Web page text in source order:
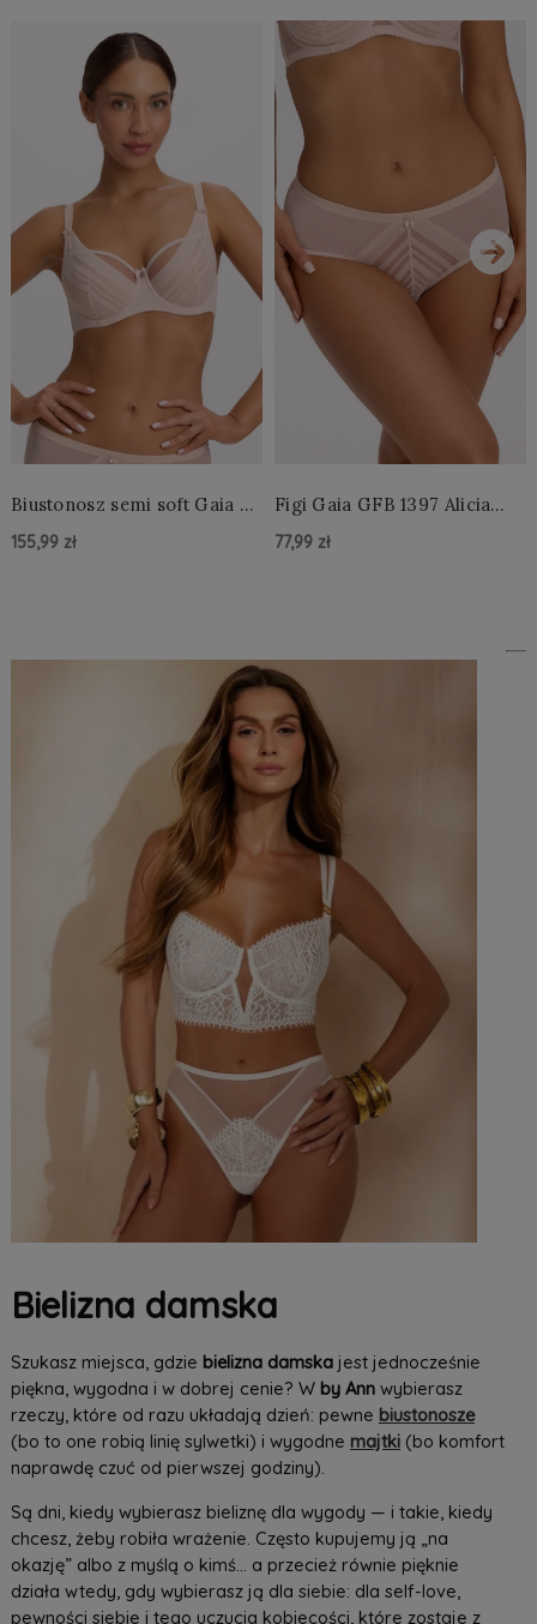
Biustonosz semi soft Gaia BS
155,99 zł
Figi Gaia GFB 1397 Alicia
77,99 zł
›
Bielizna damska
Szukasz miejsca, gdzie bielizna damskajest jednocześnie
piękna, wygodna i w dobrej cenie? W by Annwybierasz
rzeczy, które od razu układają dzień: pewne biustonosze
(bo to one robią linię sylwetki) i wygodne majtki(bo komfort
naprawdę czuć od pierwszej godziny).
Są dni, kiedy wybierasz bieliznę dla wygody — i takie, kiedy
chcesz, żeby robiła wrażenie. Często kupujemy ją „na
okazję” albo z myślą o kimś… a przecież równie pięknie
działa wtedy, gdy wybierasz ją dla siebie: dla self-love,
pewności siebie i tego uczucia kobiecości, które zostaje z